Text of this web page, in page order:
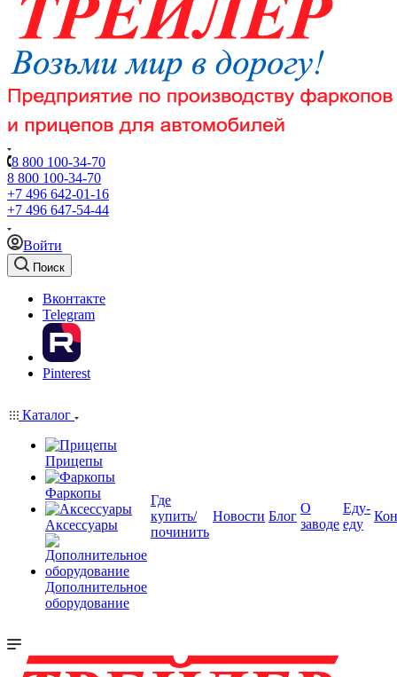
8 800 100-34-70
8 800 100-34-70
+7 496 642-01-16
+7 496 647-54-44
Войти
Поиск
Вконтакте
Telegram
Pinterest
Каталог
Прицепы
Фаркопы
Аксессуары
Дополнительное
оборудование
Где
купить/
починить
Новости Блог
О
заводе
Еду-
еду